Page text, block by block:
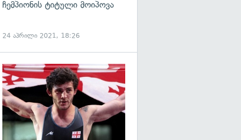
ჩემპიონის ტიტული მოიპოვა
24 აპრილი 2021, 18:26
გადახედვა